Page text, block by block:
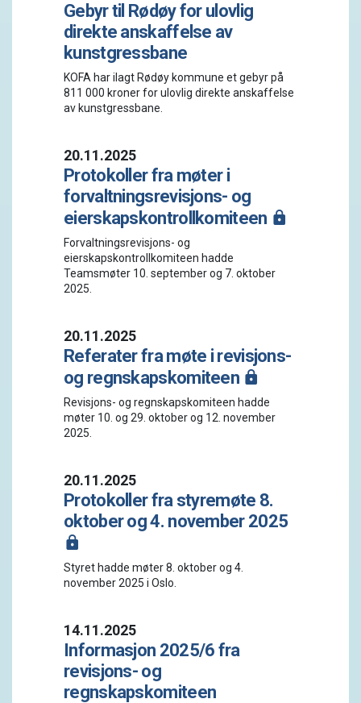
Gebyr til Rødøy for ulovlig
direkte anskaffelse av
kunstgressbane
KOFA har ilagt Rødøy kommune et gebyr på
811 000 kroner for ulovlig direkte anskaffelse
av kunstgressbane.
20.11.2025
Protokoller fra møter i
forvaltningsrevisjons- og
eierskapskontrollkomiteen
Forvaltningsrevisjons- og
eierskapskontrollkomiteen hadde
Teamsmøter 10. september og 7. oktober
2025.
20.11.2025
Referater fra møte i revisjons-
og regnskapskomiteen
Revisjons- og regnskapskomiteen hadde
møter 10. og 29. oktober og 12. november
2025.
20.11.2025
Protokoller fra styremøte 8.
oktober og 4. november 2025
Styret hadde møter 8. oktober og 4.
november 2025 i Oslo.
14.11.2025
Informasjon 2025/6 fra
revisjons- og
regnskapskomiteen